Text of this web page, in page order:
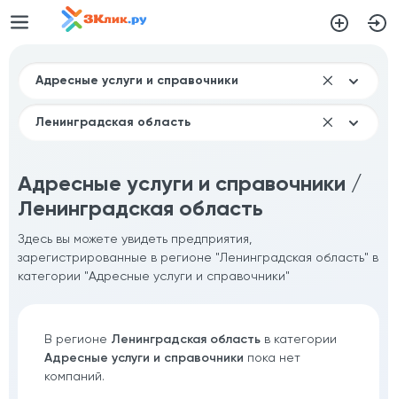
Адресные услуги и справочники /
Ленинградская область
Здесь вы можете увидеть предприятия,
зарегистрированные в регионе "Ленинградская область" в
категории "Адресные услуги и справочники"
В регионе Ленинградская область в категории
Адресные услуги и справочники пока нет
компаний.